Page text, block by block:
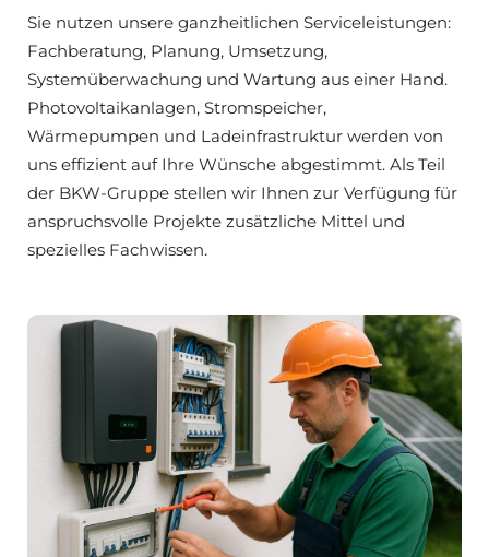
Sie nutzen unsere ganzheitlichen Serviceleistungen:
Fachberatung, Planung, Umsetzung,
Systemüberwachung und Wartung aus einer Hand.
Photovoltaikanlagen, Stromspeicher,
Wärmepumpen und Ladeinfrastruktur werden von
uns effizient auf Ihre Wünsche abgestimmt. Als Teil
der BKW-Gruppe stellen wir Ihnen zur Verfügung für
anspruchsvolle Projekte zusätzliche Mittel und
spezielles Fachwissen.